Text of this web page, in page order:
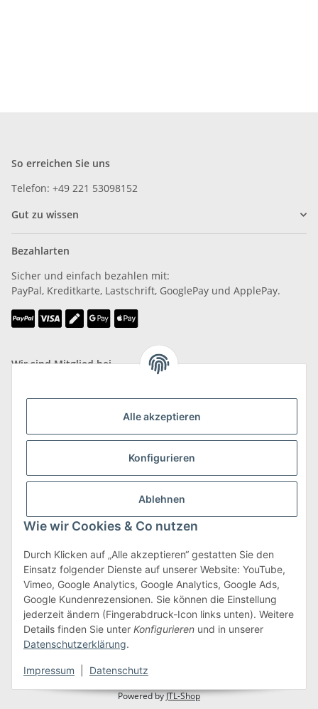
Alle akzeptieren
Konfigurieren
Ablehnen
Wie wir Cookies & Co nutzen
Durch Klicken auf „Alle akzeptieren“ gestatten Sie den
Einsatz folgender Dienste auf unserer Website: YouTube,
Vimeo, Google Analytics, Google Analytics, Google Ads,
Google Kundenrezensionen. Sie können die Einstellung
jederzeit ändern (Fingerabdruck-Icon links unten). Weitere
Details finden Sie unter Konfigurieren und in unserer
Datenschutzerklärung.
Impressum Datenschutz
So erreichen Sie uns
Telefon: +49 221 53098152
Gut zu wissen
Bezahlarten
Sicher und einfach bezahlen mit:
PayPal, Kreditkarte, Lastschrift, GooglePay und ApplePay.
Wir sind Mitglied bei
mehr zu Versand & Retoure
Gesetzliche Informationen
Vertrag widerrufen
Powered byJTL-Shop